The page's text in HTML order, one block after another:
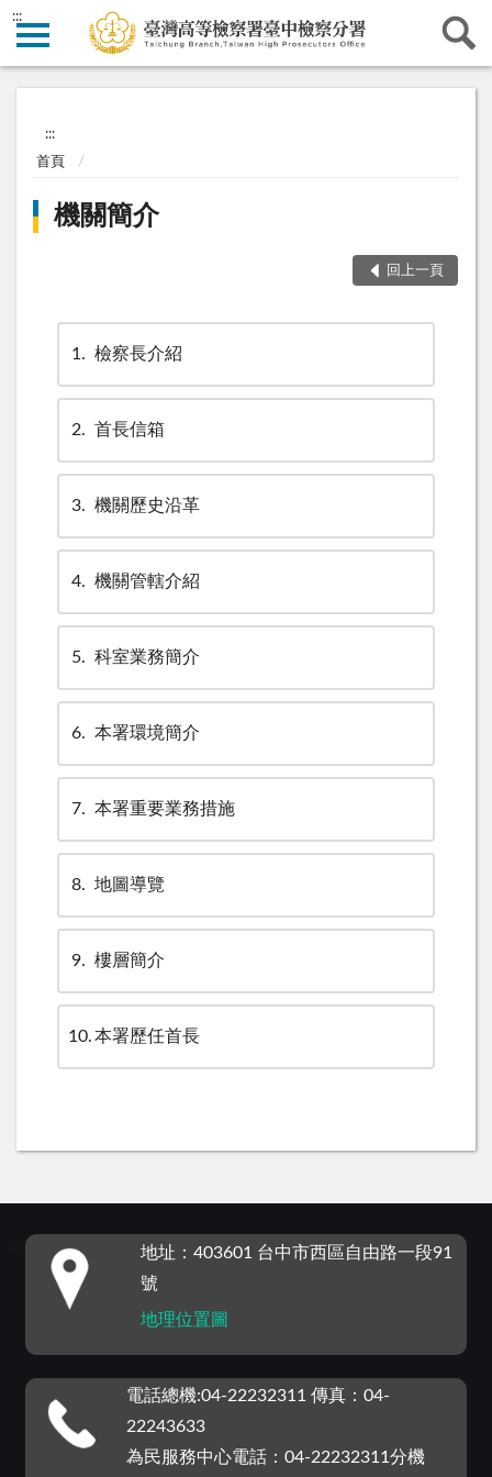
:::
:::
首頁
機關簡介
回上一頁
1 檢察長介紹
2 首長信箱
3 機關歷史沿革
4 機關管轄介紹
5 科室業務簡介
6 本署環境簡介
7 本署重要業務措施
8 地圖導覽
9 樓層簡介
10 本署歷任首長
地址：403601 台中市西區自由路一段91
號
地理位置圖
電話總機:04-22232311 傳真：04-
22243633
為民服務中心電話：04-22232311分機